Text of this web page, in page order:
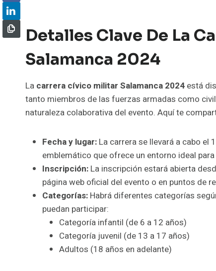
Detalles Clave De La
Salamanca 2024
La carrera cívico militar Salamanca 2024 está
tanto miembros de las fuerzas armadas como
naturaleza colaborativa del evento. Aquí te
Fecha y lugar: La carrera se llevará a cabo el
emblemático que ofrece un entorno ideal
Inscripción: La inscripción estará abierta
página web oficial del evento o en puntos de
Categorías: Habrá diferentes categorías
puedan participar:
Categoría infantil (de 6 a 12 años)
Categoría juvenil (de 13 a 17 años)
Adultos (18 años en adelante)